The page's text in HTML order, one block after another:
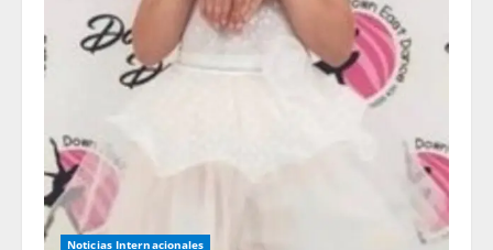
e
d
i
Noticias Internacionales